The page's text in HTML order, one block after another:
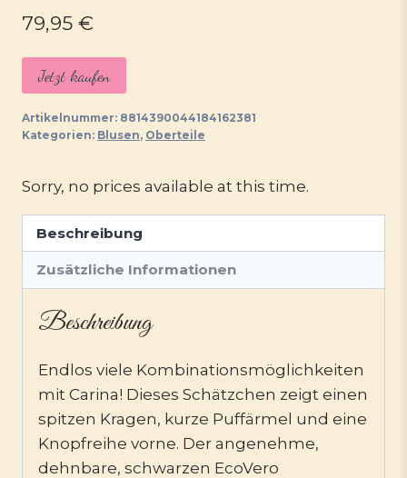
79,95 €
Jetzt kaufen
Artikelnummer: 8814390044184162381
Kategorien: Blusen, Oberteile
Sorry, no prices available at this time.
Beschreibung
Zusätzliche Informationen
Beschreibung
Endlos viele Kombinationsmöglichkeiten
mit Carina! Dieses Schätzchen zeigt einen
spitzen Kragen, kurze Puffärmel und eine
Knopfreihe vorne. Der angenehme,
dehnbare, schwarzen EcoVero